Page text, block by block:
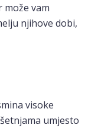
vam
njihove dobi,
visoke
umjesto